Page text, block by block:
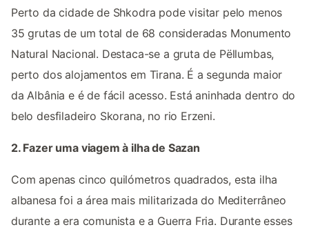
Perto da cidade de Shkodra pode visitar pelo menos
35 grutas de um total de 68 consideradas Monumento
Natural Nacional. Destaca-se a gruta de Pëllumbas,
perto dos alojamentos em Tirana. É a segunda maior
da Albânia e é de fácil acesso. Está aninhada dentro do
belo desfiladeiro Skorana, no rio Erzeni.
2. Fazer uma viagem à ilha de Sazan
Com apenas cinco quilómetros quadrados, esta ilha
albanesa foi a área mais militarizada do Mediterrâneo
durante a era comunista e a Guerra Fria. Durante esses